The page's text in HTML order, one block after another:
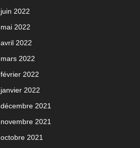
juin 2022
mai 2022
avril 2022
mars 2022
février 2022
janvier 2022
décembre 2021
novembre 2021
octobre 2021